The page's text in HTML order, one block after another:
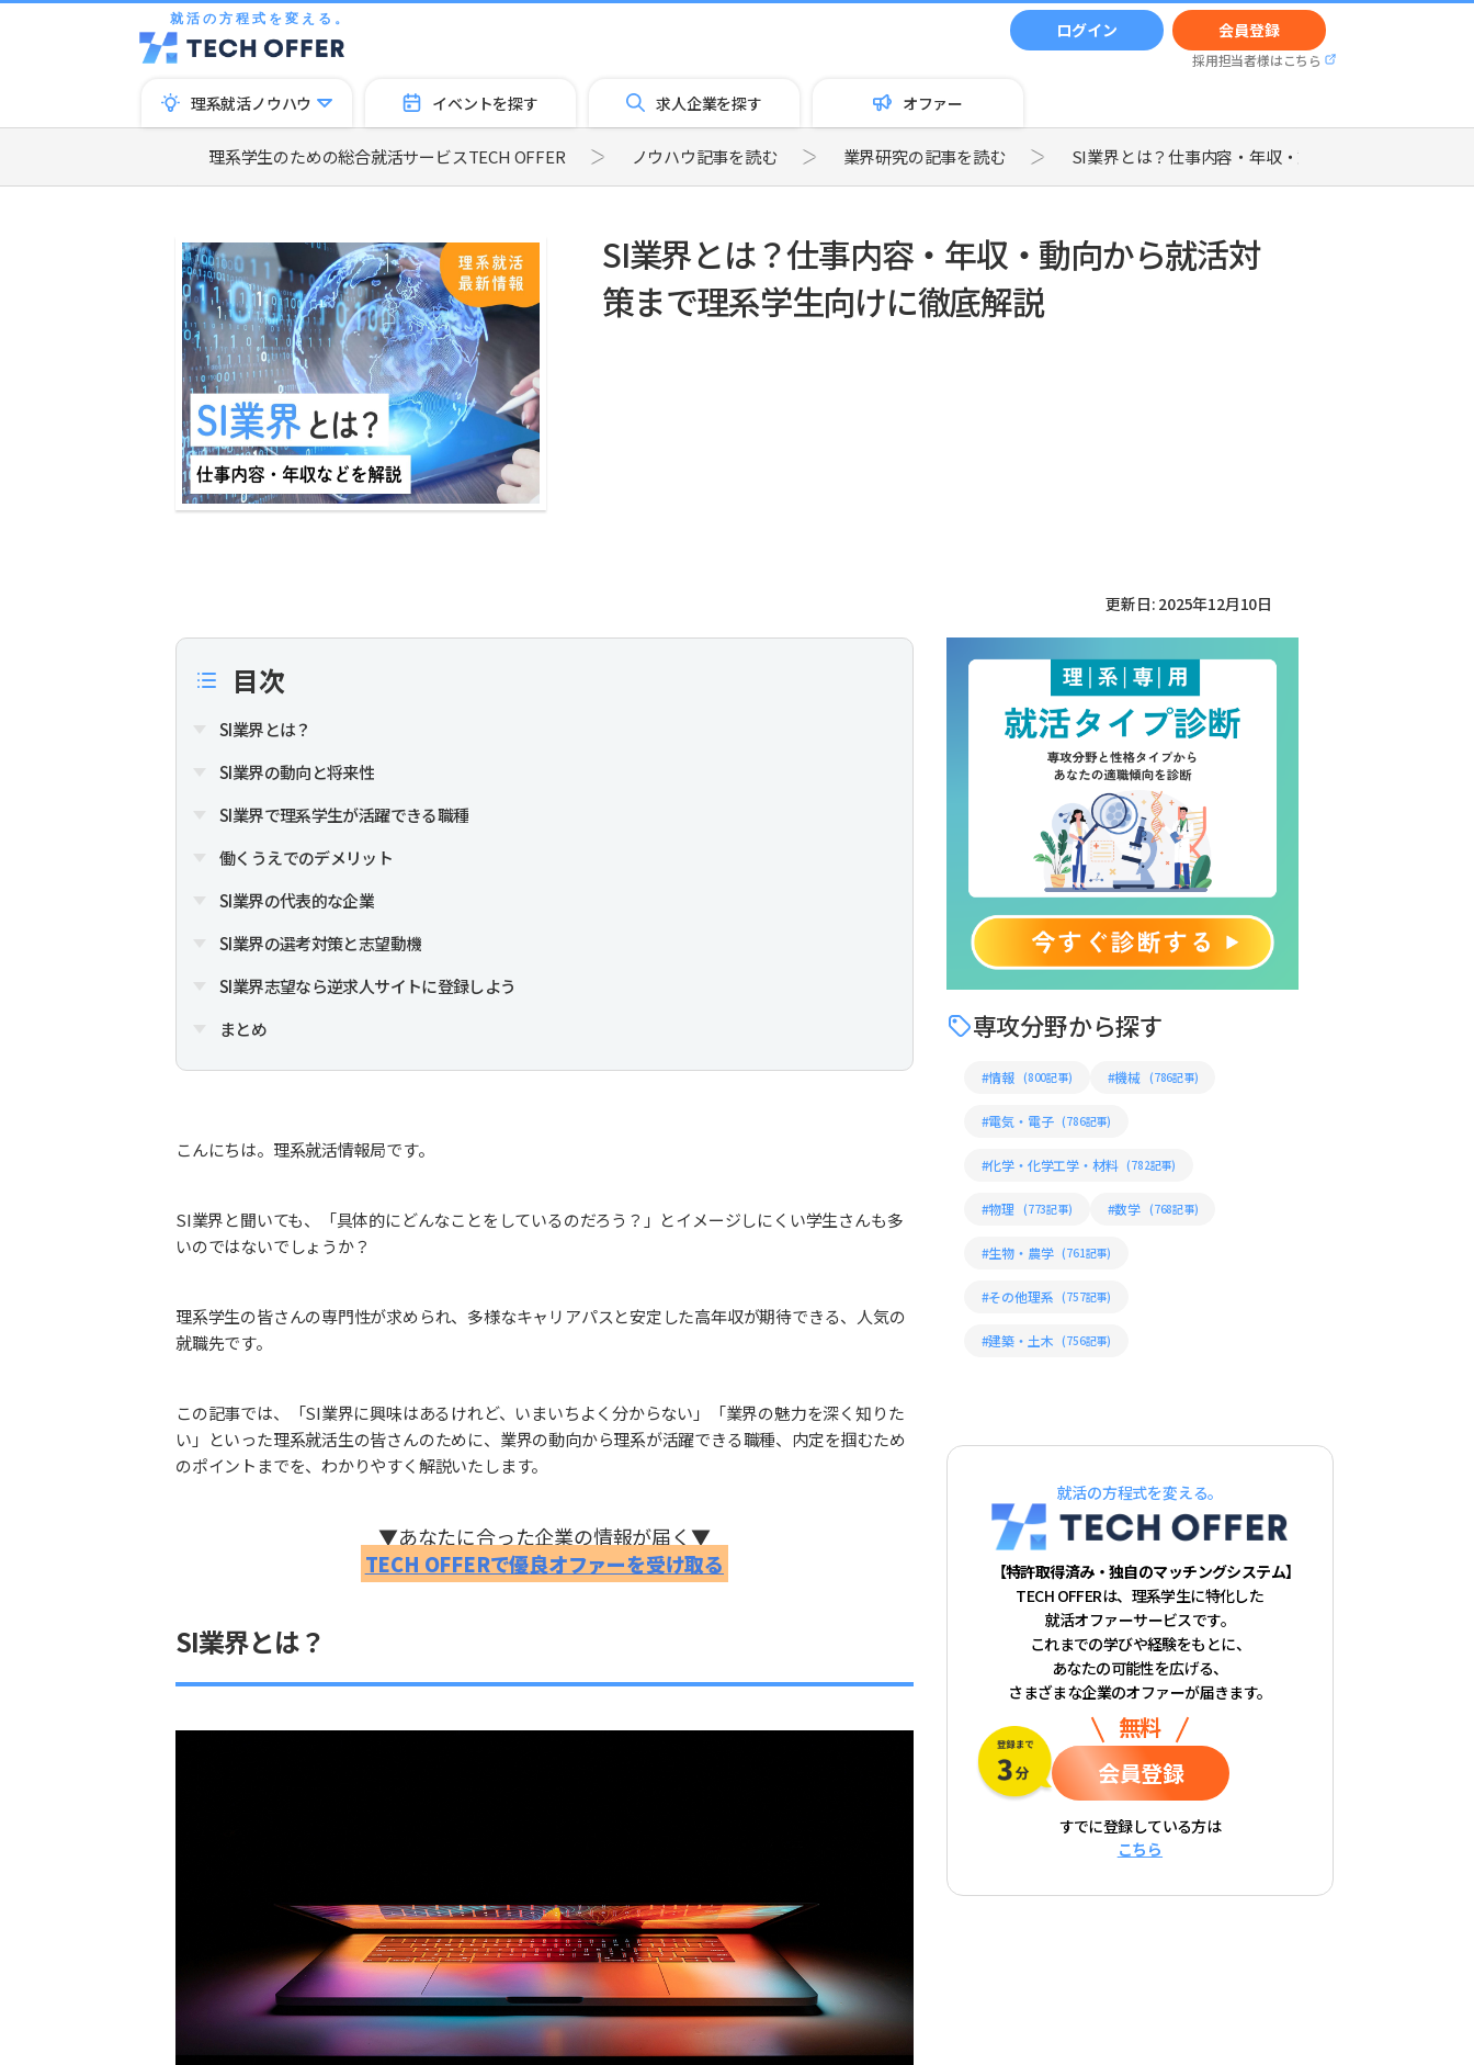
就活の方程式を変える。
ログイン 会員登録
採用担当者様はこちら
理系就活ノウハウ イベントを探す 求人企業を探す オファー
理系学生のための総合就活サービスTECH OFFER ノウハウ記事を読む 業界研究の記事を読む SI業界とは？仕事内容・年収・動向から就活対策まで
SI業界とは？仕事内容・年収・動向から就活対
策まで理系学生向けに徹底解説
更新日: 2025年12月10日
目次
SI業界とは？
SI業界の動向と将来性
SI業界で理系学生が活躍できる職種
働くうえでのデメリット
SI業界の代表的な企業
SI業界の選考対策と志望動機
SI業界志望なら逆求人サイトに登録しよう
まとめ
こんにちは。理系就活情報局です。
SI業界と聞いても、「具体的にどんなことをしているのだろう？」とイメージしにくい学生さんも多
いのではないでしょうか？
理系学生の皆さんの専門性が求められ、多様なキャリアパスと安定した高年収が期待できる、人気の
就職先です。
この記事では、「SI業界に興味はあるけれど、いまいちよく分からない」「業界の魅力を深く知りた
い」といった理系就活生の皆さんのために、業界の動向から理系が活躍できる職種、内定を掴むため
のポイントまでを、わかりやすく解説いたします。
▼あなたに合った企業の情報が届く▼
TECH OFFERで優良オファーを受け取る
SI業界とは？
専攻分野から探す
#情報 (800記事) #機械 (786記事)
#電気・電子 (786記事)
#化学・化学工学・材料 (782記事)
#物理 (773記事) #数学 (768記事)
#生物・農学 (761記事)
#その他理系 (757記事)
#建築・土木 (756記事)
就活の方程式を変える。
【特許取得済み・独自のマッチングシステム】
TECH OFFERは、理系学生に特化した
就活オファーサービスです。
これまでの学びや経験をもとに、
あなたの可能性を広げる、
さまざまな企業のオファーが届きます。
無料
会員登録
すでに登録している方は
こちら